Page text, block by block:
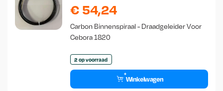
€ 54,24
Carbon Binnenspiraal - Draadgeleider Voor
Cebora 1820
2 op voorraad
Winkelwagen